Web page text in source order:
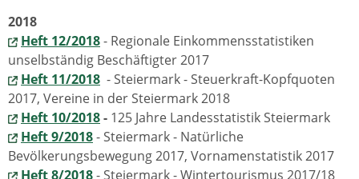
2018
Heft 12/2018- Regionale Einkommensstatistiken
unselbständig Beschäftigter 2017
Heft 11/2018 - Steiermark - Steuerkraft-Kopfquoten
2017, Vereine in der Steiermark 2018
Heft 10/2018- 125 Jahre Landesstatistik Steiermark
Heft 9/2018- Steiermark - Natürliche
Bevölkerungsbewegung 2017, Vornamenstatistik 2017
Heft 8/2018-Steiermark - Wintertourismus 2017/18